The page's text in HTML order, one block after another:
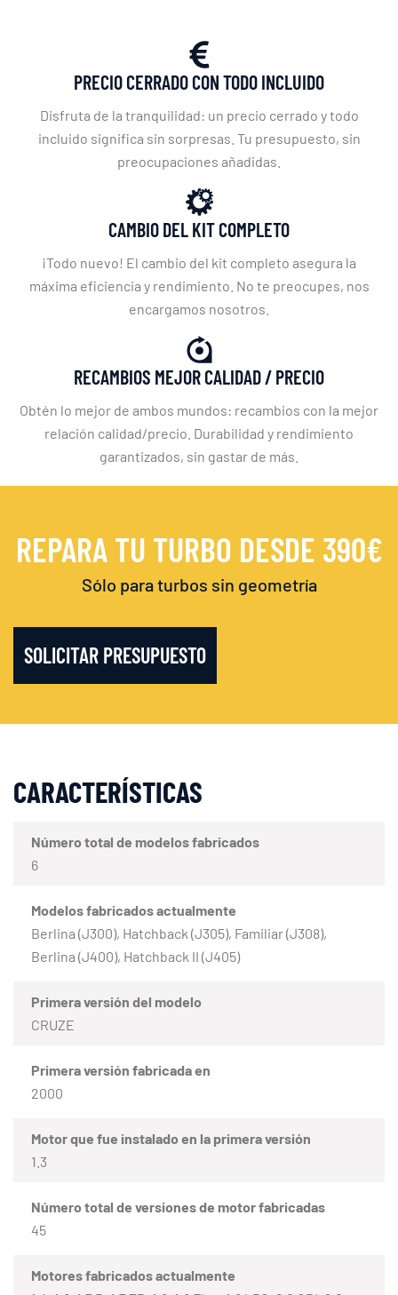
PRECIO CERRADO CON TODO INCLUIDO
Disfruta de la tranquilidad: un precio cerrado y todo
incluido significa sin sorpresas. Tu presupuesto, sin
preocupaciones añadidas.
CAMBIO DEL KIT COMPLETO
¡Todo nuevo! El cambio del kit completo asegura la
máxima eficiencia y rendimiento. No te preocupes, nos
encargamos nosotros.
RECAMBIOS MEJOR CALIDAD / PRECIO
Obtén lo mejor de ambos mundos: recambios con la mejor
relación calidad/precio. Durabilidad y rendimiento
garantizados, sin gastar de más.
REPARA TU TURBO DESDE 390€
Sólo para turbos sin geometría
SOLICITAR PRESUPUESTO
CARACTERÍSTICAS
Número total de modelos fabricados
6
Modelos fabricados actualmente
Berlina (J300), Hatchback (J305), Familiar (J308),
Berlina (J400), Hatchback II (J405)
Primera versión del modelo
CRUZE
Primera versión fabricada en
2000
Motor que fue instalado en la primera versión
1.3
Número total de versiones de motor fabricadas
45
Motores fabricados actualmente